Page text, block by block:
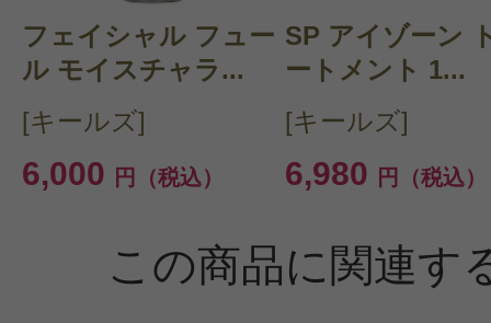
フェイシャル フュー
ル モイスチャラ...
[キールズ]
6,000 円（税込）
SP アイゾーン
ートメント 1...
[キールズ]
6,980 円（税込）
この商品に関連す